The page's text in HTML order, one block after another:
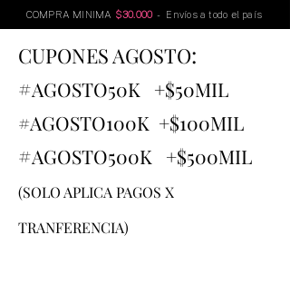
COMPRA MINIMA $30.000 - Envíos a todo el país
CUPONES AGOSTO:
#AGOSTO50K +$50MIL
#AGOSTO100K +$100MIL
#AGOSTO500K +$500MIL
(SOLO APLICA PAGOS X
TRANFERENCIA)